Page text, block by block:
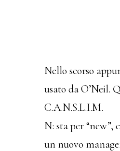
Nello scorso
usato da O’Neil.
C.A.N.S.L.I.M.
N: sta per
un nuovo